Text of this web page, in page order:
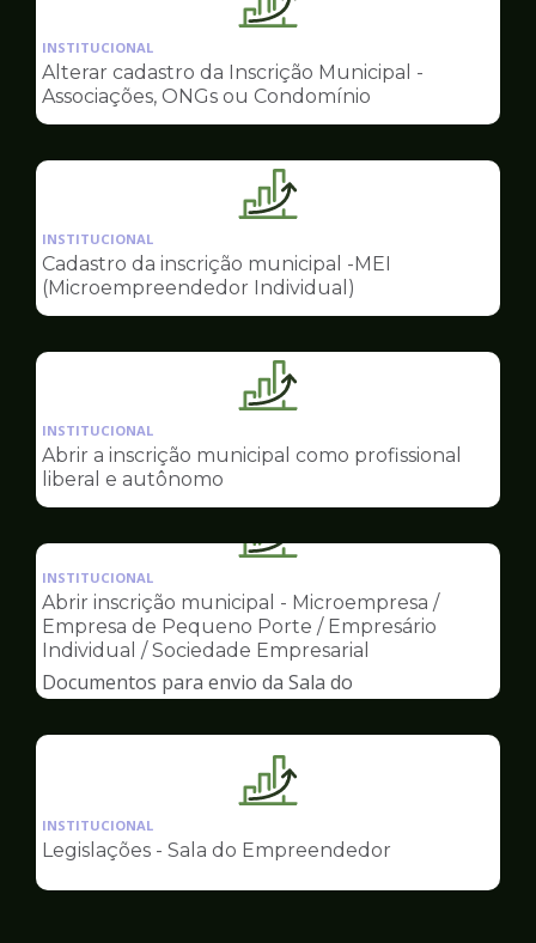
Ilustração
pagina
de
Sala
Empreendedor
INSTITUCIONAL
Alterar cadastro da Inscrição Municipal -
Associações, ONGs ou Condomínio
Ilustração
pagina
de
Sala
Empreendedor
INSTITUCIONAL
Cadastro da inscrição municipal -MEI
(Microempreendedor Individual)
Ilustração
pagina
Sala
Empreendedor
INSTITUCIONAL
Abrir a inscrição municipal como profissional
liberal e autônomo
Ilustração
pagina
de
Sala
do
Empreendedor
INSTITUCIONAL
Abrir inscrição municipal - Microempresa /
Empresa de Pequeno Porte / Empresário
Individual / Sociedade Empresarial
Documentos para envio da Sala do
Ilustração
pagina
Sala
INSTITUCIONAL
Legislações - Sala do Empreendedor